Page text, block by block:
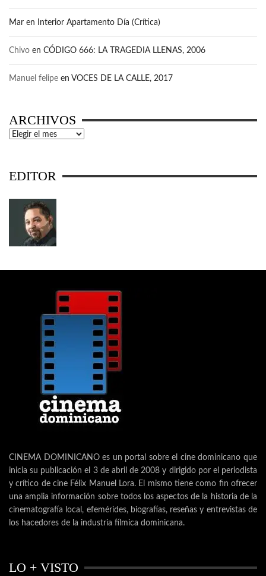
Mar en Interior Apartamento Día (Crítica)
Chivo en CÓDIGO 666: LA TRAGEDIA LLENAS, 2006
Manuel felipe en VOCES DE LA CALLE, 2017
ARCHIVOS
Archivos
EDITOR
CINEMA DOMINICANO es un portal sobre el cine dominicano que
inicia su publicación el 3 de abril de 2008 y dirigido por el periodista
y crítico de cine Félix Manuel Lora. El mismo tiene como fin ofrecer
una amplia información sobre todos los aspectos de la historia de la
cinematografía local, efemérides, biografías, reseñas y entrevistas de
los hacedores de la industria fílmica dominicana.
LO + VISTO